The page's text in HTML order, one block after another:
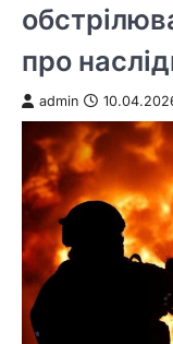
про
admin